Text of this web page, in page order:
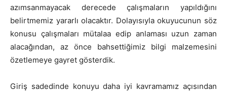
azımsanmayacak derecede çalışmaların yapıldığını
belirtmemiz yararlı olacaktır. Dolayısıyla okuyucunun söz
konusu çalışmaları mütalaa edip anlaması uzun zaman
alacağından, az önce bahsettiğimiz bilgi malzemesini
özetlemeye gayret gösterdik.
Giriş sadedinde konuyu daha iyi kavramamız açısından